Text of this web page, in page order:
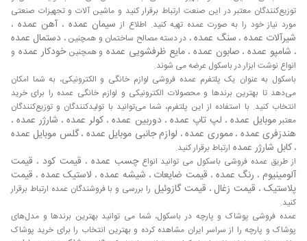
متحده عربی بزرگترین تامین کننده اصلی محصولات فایبرگلاس در
جنوب شرق آسیا است. چین با توجه به جمعیت بالای خود
بیشترین سهم را از صادرات محصولات پلاستیکی به کشور خود و
جهان دارد، این کشور در سال 2013 میلادی بیش از دو سوم کل
تولید جهان را به خود اختصاص داد.
انواع فایبرگلاس
مهم ترین بازار فایبرگلاس بازار داخلی است چرا که اکثر شرکت
های تولیدکننده آن داخلی هستند. بازار داخلی که برای تولید
فایبرگلاس وجود دارد نیز نسبت به سال گذشته افزایش قیمت
بسیاری داشته است ولی در عین حال قیمت فایبرگلاس در ایران
کاهش چشم گیری نداشته است. بازار فایبرگلاس ایران به دلیل
عدم فعالیت‌های عمرانی در سال‌های اخیر همواره با افت قیمت
فایبر گلاس محقق شده است. شرکت‌های داخلی در زمینه
فایبرگلاس فعالیت نسبتا گسترده ای دارند و قیمت فایبرگلاس در
توزیع‌کنندگان معتبر در این صنعت ارتباط برقرار کنید و ماشین آلات و تجهیزات صنعتی
مورد نیاز خود را به صورت عمده تهیه کنید. اطلاع از سیمان عمده ، آهن عمده ،
شیرآلات عمده ، سنگ عمده، در دسته مصالح ساختمان و همچنین ، دستمال عمده
، شامپو عمده ، صابون عمده، مایع ظرفشویی عمده و همچنینخودکار عمده و
انواع نوشت ابزار در باسکول عرضه می شوند.
باسکول به عنوان یک پلتفرم عمده فروشی لوازم خانگی و الکترونیکی، به شما امکان
می‌دهد تا بهترین برندها و محصولات الکترونیکی و لوازم خانگی عمده را برای خرید
انتخاب کنید. با استفاده از این پلتفرم، شما می‌توانید با تولیدکنندگان و توزیع‌کنندگان
معتبرموبایل عمده، لپ تاپ عمده،دوربین عمده ، کولر عمده ، شارژر عمده ،
هندزفری عمده ،مموری عمده، لوازم جانبی موبایل عمده ،گلس موبایل عمده
، کابل شارژر عمده ارتباط برقرار کنید.
از طریق عمده فروشی باسکول می توانید انواعچسب عمده، قیمت کود، قیمت
آلومینیوم ، رنگ عمده، قیمت ضایعات، شیشه عمده ، لاستیک عمده، قیمت
پلاستیک ، قیمت زغال، قیمت گازوئیل را بررسی و با فروشندگان عمده ارتباط برقرار
کنید.
عمده فروشی پوشاک و پارچه در باسکول، شما می توانید بهترین برندها و مدل‌های
پوشاک و پارچه را از سراسر ایران مشاهده کرده و بهترین انتخاب را برای خرید پوشاک